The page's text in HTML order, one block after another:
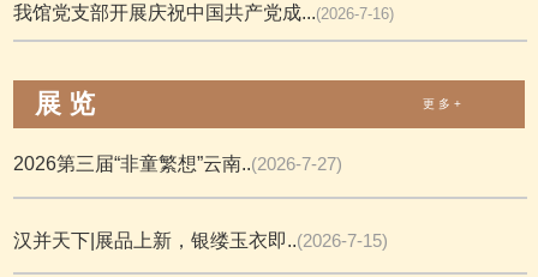
我馆党支部开展庆祝中国共产党成...(2026-7-16)
展 览 更 多 +
2026第三届“非童繁想”云南..(2026-7-27)
汉并天下|展品上新，银缕玉衣即..(2026-7-15)